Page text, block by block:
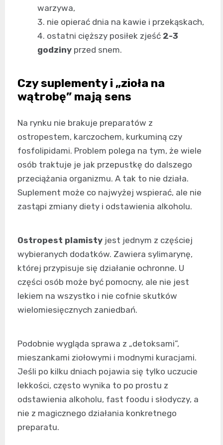
warzywa,
nie opierać dnia na kawie i przekąskach,
ostatni cięższy posiłek zjeść 2-3
godziny przed snem.
Czy suplementy i „zioła na
wątrobę” mają sens
Na rynku nie brakuje preparatów z
ostropestem, karczochem, kurkuminą czy
fosfolipidami. Problem polega na tym, że wiele
osób traktuje je jak przepustkę do dalszego
przeciążania organizmu. A tak to nie działa.
Suplement może co najwyżej wspierać, ale nie
zastąpi zmiany diety i odstawienia alkoholu.
Ostropest plamisty jest jednym z częściej
wybieranych dodatków. Zawiera sylimarynę,
której przypisuje się działanie ochronne. U
części osób może być pomocny, ale nie jest
lekiem na wszystko i nie cofnie skutków
wielomiesięcznych zaniedbań.
Podobnie wygląda sprawa z „detoksami”,
mieszankami ziołowymi i modnymi kuracjami.
Jeśli po kilku dniach pojawia się tylko uczucie
lekkości, często wynika to po prostu z
odstawienia alkoholu, fast foodu i słodyczy, a
nie z magicznego działania konkretnego
preparatu.